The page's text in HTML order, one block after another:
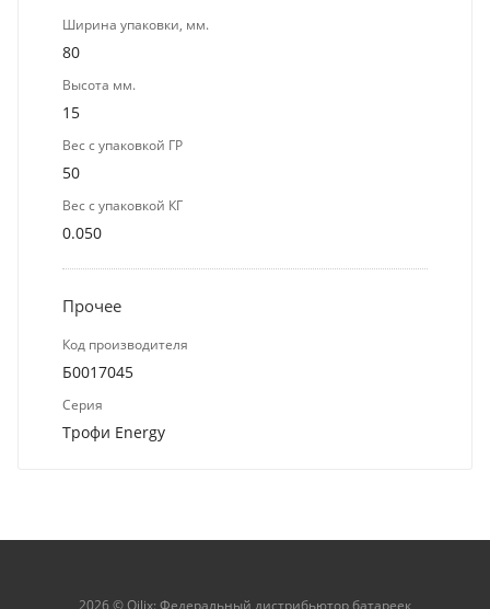
Ширина упаковки, мм.
80
Высота мм.
15
Вес с упаковкой ГР
50
Вес с упаковкой КГ
0.050
Прочее
Код производителя
Б0017045
Серия
Трофи Energy